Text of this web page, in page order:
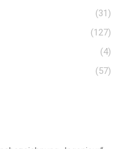
(31)
(127)
(4)
(57)